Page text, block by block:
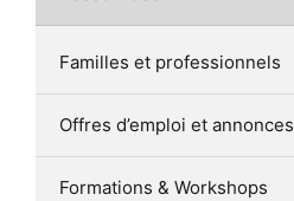
Familles et professionnels
Offres d’emploi et annonces
Formations & Workshops